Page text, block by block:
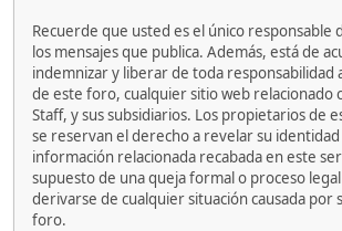
Recuerde que usted es el único responsable
los mensajes que publica. Además, está de
indemnizar y liberar de toda responsabilidad
de este foro, cualquier sitio web relacionado
Staff, y sus subsidiarios. Los propietarios de
se reservan el derecho a revelar su
información relacionada recabada en este
supuesto de una queja formal o proceso
derivarse de cualquier situación causada por
foro.